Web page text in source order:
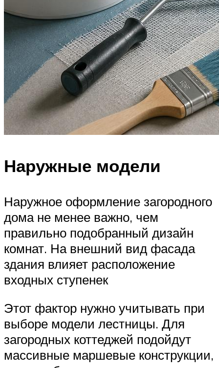
Наружные модели
Наружное оформление загородного
дома не менее важно, чем
правильно подобранный дизайн
комнат. На внешний вид фасада
здания влияет расположение
входных ступенек
Этот фактор нужно учитывать при
выборе модели лестницы. Для
загородных коттеджей подойдут
массивные маршевые конструкции,